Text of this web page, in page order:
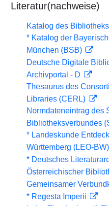
Literatur(nachweise)
Katalog des
* Katalog der
München (BSB)
Deutsche Digitale
Archivportal - D
Thesaurus des
Libraries (CERL)
Normdateneintrag des
Bibliotheksverbundes
* Landeskunde
Württemberg (LEO-
* Deutsches
Österreichischer
Gemeinsamer
* Regesta Imperii